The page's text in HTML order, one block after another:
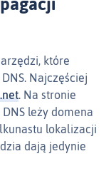
które
Najczęściej
. Na stronie
leży domena
lokalizacji
dają jedynie